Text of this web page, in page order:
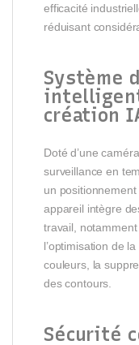
efficacité
réduisant
Système
création
Doté d’une
surveillance en
un
appareil intègre
travail,
l’optimisation de
couleurs, la
des contours.
Sécurité